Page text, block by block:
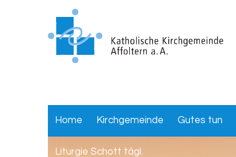
Home Kirchgemeinde Gutes tun
Liturgie Schott tägl.